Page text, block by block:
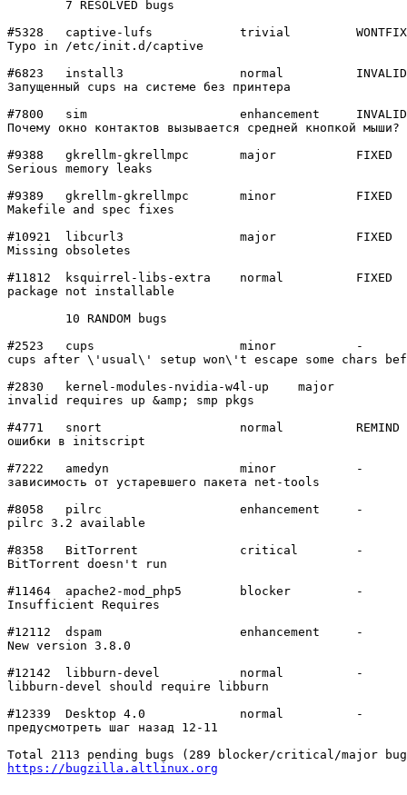
#5328	captive-lufs    	trivial 	WONTFIX
Typo in /etc/init.d/captive
#6823	install3        	normal  	INVALID
Запущенный cups на системе без принтера
#7800	sim             	enhancement	INVALID
Почему окно контактов вызывается средней кнопкой мыши?
#9388	gkrellm-gkrellmpc	major   	FIXED
Serious memory leaks
#9389	gkrellm-gkrellmpc	minor   	FIXED
Makefile and spec fixes
#10921	libcurl3        	major   	FIXED
Missing obsoletes
#11812	ksquirrel-libs-extra	normal  	FIXED
package not installable
#2523	cups            	minor   	-
cups after \'usual\' setup won\'t escape some chars
#2830	kernel-modules-nvidia-w4l-up	major   	LATER
invalid requires up &amp; smp pkgs
#4771	snort           	normal  	REMIND
ошибки в initscript
#7222	amedyn          	minor   	-
зависимость от устаревшего пакета net-tools
#8058	pilrc           	enhancement	-
pilrc 3.2 available
#8358	BitTorrent      	critical	-
BitTorrent doesn't run
#11464	apache2-mod_php5	blocker 	-
Insufficient Requires
#12112	dspam           	enhancement	-
New version 3.8.0
#12142	libburn-devel   	normal  	-
libburn-devel should require libburn
#12339	Desktop 4.0     	normal  	-
предусмотреть шаг назад 12-11
https://bugzilla.altlinux.org